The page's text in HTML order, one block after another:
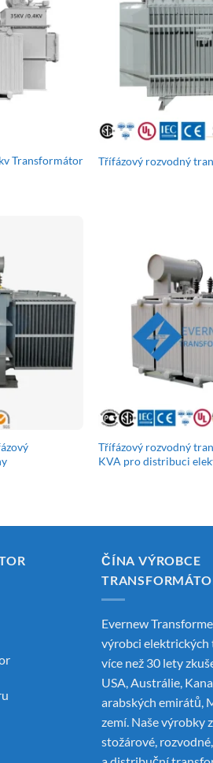
Transformátor
Třífázový rozvodný
Třífázový rozvodný
KVA pro distribuci
ČÍNA VÝROBCE
Evernew
výrobci
více než 30 lety
USA, Austrálie,
arabských emirátů,
zemí. Naše výrobky
stožárové,